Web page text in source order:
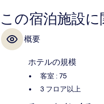
この宿泊施設
概要
ホテルの規模
客室 : 75
3 フロア以上